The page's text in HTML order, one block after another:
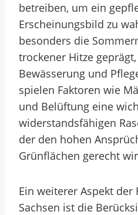
betreiben, um ein
Erscheinungsbild zu
besonders die
trockener Hitze
Bewässerung und
spielen Faktoren wie
und Belüftung eine
widerstandsfähigen
der den hohen
Grünflächen gerecht
Ein weiterer Aspekt der
Sachsen ist die